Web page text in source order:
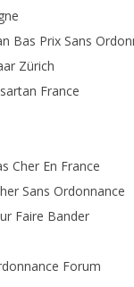
Bas Prix Sans
Zürich
France
Cher En France
Sans Ordonnance
Faire Bander
Forum